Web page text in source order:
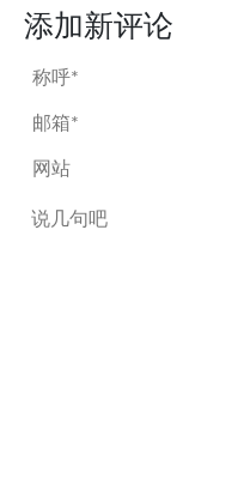
添加新评论